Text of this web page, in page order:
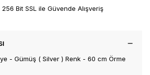
256 Bit SSL ile Güvende Alışveriş
- Gümüş ( Silver ) Renk - 60 cm Örme